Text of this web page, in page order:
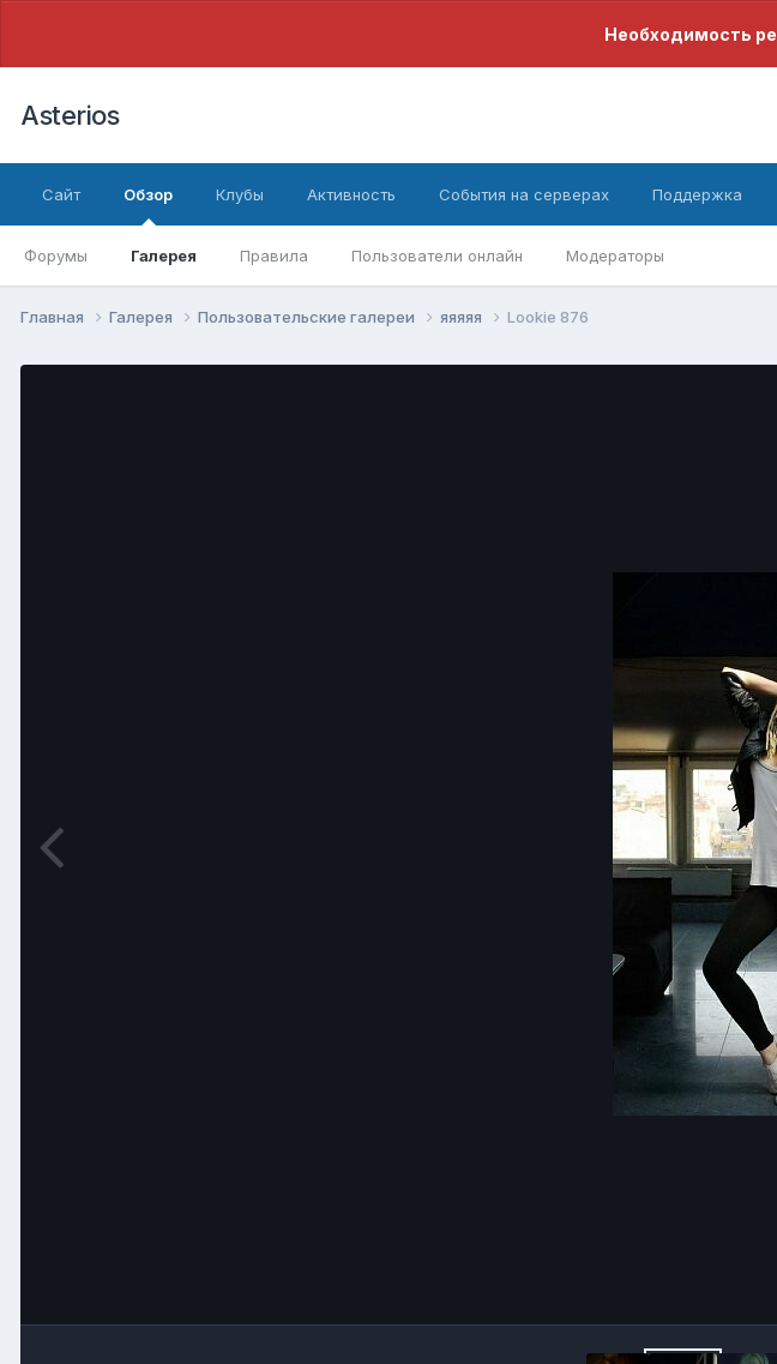
Необходимость
Asterios
Сайт Обзор
Форумы Галерея Правила Пользователи онлайн Модераторы
Клубы Активность События на серверах Поддержка
Главная Галерея Пользовательские галереи яяяяя Lookie 876